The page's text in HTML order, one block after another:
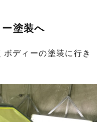
塗装へ
ディーの塗装に行き